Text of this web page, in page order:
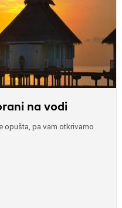
na vodi
opušta, pa vam otkrivamo